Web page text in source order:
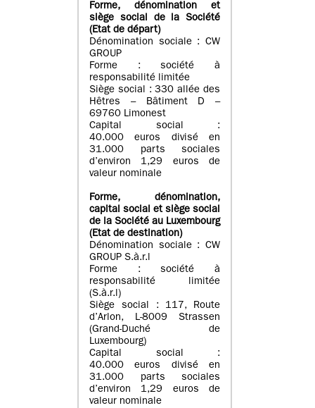
Forme, dénomination et
siège social de la Société
(Etatde départ)
Dénomination sociale : CW
GROUP
Forme : société à
responsabilité limitée
Siège social : 330 allée des
Hêtres – Bâtiment D –
69760 Limonest
Capital social :
40.000 euros divisé en
31.000 parts sociales
d’environ 1,29 euros de
valeur nominale
Forme, dénomination,
capital social et siège social
de la Société au Luxembourg
(Etat de destination)
Dénomination sociale : CW
GROUP S.à.r.l
Forme : société à
responsabilité limitée
(S.à.r.l)
Siège social : 117, Route
d’Arlon, L-8009 Strassen
(Grand-Duché de
Luxembourg)
Capital social :
40.000 euros divisé en
31.000 parts sociales
d’environ 1,29 euros de
valeur nominale